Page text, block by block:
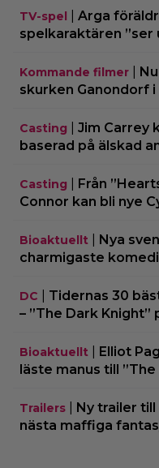
TV-spel
Arga
spelkaraktären ”ser
Kommande filmer
skurken Ganondorf
Casting
Jim Carrey
baserad på älskad
Casting
Från
Connor kan bli nye
Bioaktuellt
Nya
charmigaste
DC
Tidernas 30
– ”The Dark Knight”
Bioaktuellt
Elliot
läste manus till ”The
Trailers
Ny trailer till
nästa maffiga